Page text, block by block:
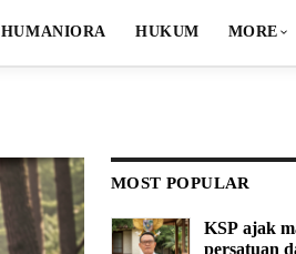
HUMANIORA HUKUM MORE
MOST POPULAR
KSP ajak
persatuan